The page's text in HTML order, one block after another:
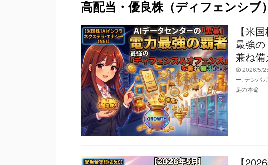
高配当・優良株（ディフェンシブ）
【米
最強の
兼ね
2026/5/
ー, テンバ
足の本命
【